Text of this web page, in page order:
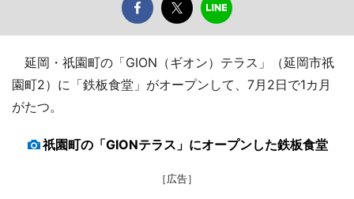
延岡・祇園町の「GION（ギオン）テラス」（延岡市祇
園町2）に「鉄板食堂」がオープンして、7月2日で1カ月
がたつ。
祇園町の「GIONテラス」にオープンした鉄板食堂
［広告］